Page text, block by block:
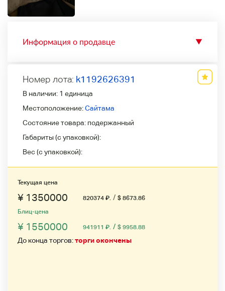
Информация о продавце ▼
Номер лота: k1192626391
В наличии: 1 единица
Местоположение:Сайтама
Состояние товара: подержанный
Габариты (с упаковкой):
Вес (с упаковкой):
Текущая цена
¥ 1350000 820374 ₽. / $ 8673.86
Блиц-цена
¥ 1550000 941911 ₽. / $ 9958.88
До конца торгов:торги окончены